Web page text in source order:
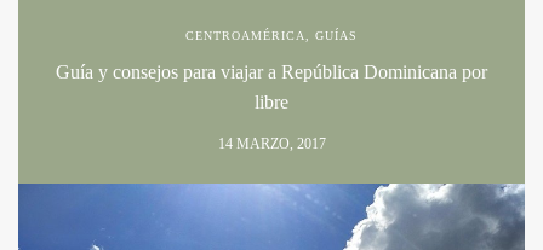
CENTROAMÉRICA GUÍAS
Guía y consejos para viajar a República Dominicana por
libre
14 MARZO, 2017